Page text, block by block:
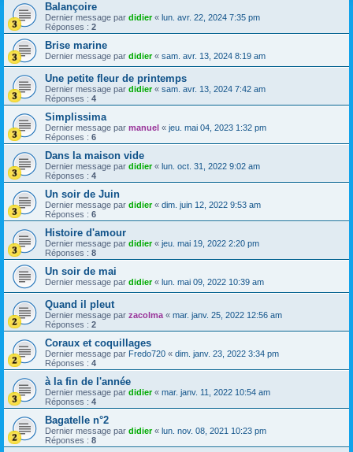
Balançoire
Dernier message par didier« lun. avr. 22, 2024 7:35 pm
Réponses : 2
Brise marine
Dernier message par didier« sam. avr. 13, 2024 8:19 am
Une petite fleur de printemps
Dernier message par didier« sam. avr. 13, 2024 7:42 am
Réponses : 4
Simplissima
Dernier message par manuel « jeu. mai 04, 2023 1:32 pm
Réponses : 6
Dans la maison vide
Dernier message par didier« lun. oct. 31, 2022 9:02 am
Réponses : 4
Un soir de Juin
Dernier message par didier« dim. juin 12, 2022 9:53 am
Réponses : 6
Histoire d'amour
Dernier message par didier« jeu. mai 19, 2022 2:20 pm
Réponses : 8
Un soir de mai
Dernier message par didier« lun. mai 09, 2022 10:39 am
Quand il pleut
Dernier message par zacolma « mar. janv. 25, 2022 12:56 am
Réponses : 2
Coraux et coquillages
Dernier message par Fredo720 « dim. janv. 23, 2022 3:34 pm
Réponses : 4
à la fin de l'année
Dernier message par didier« mar. janv. 11, 2022 10:54 am
Réponses : 4
Bagatelle n°2
Dernier message par didier« lun. nov. 08, 2021 10:23 pm
Réponses : 8